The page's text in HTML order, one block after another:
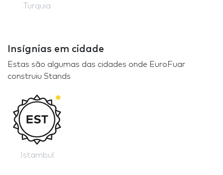
Turquia
Insígnias em cidade
Estas são algumas das cidades onde EuroFuar
construiu Stands
Istambul